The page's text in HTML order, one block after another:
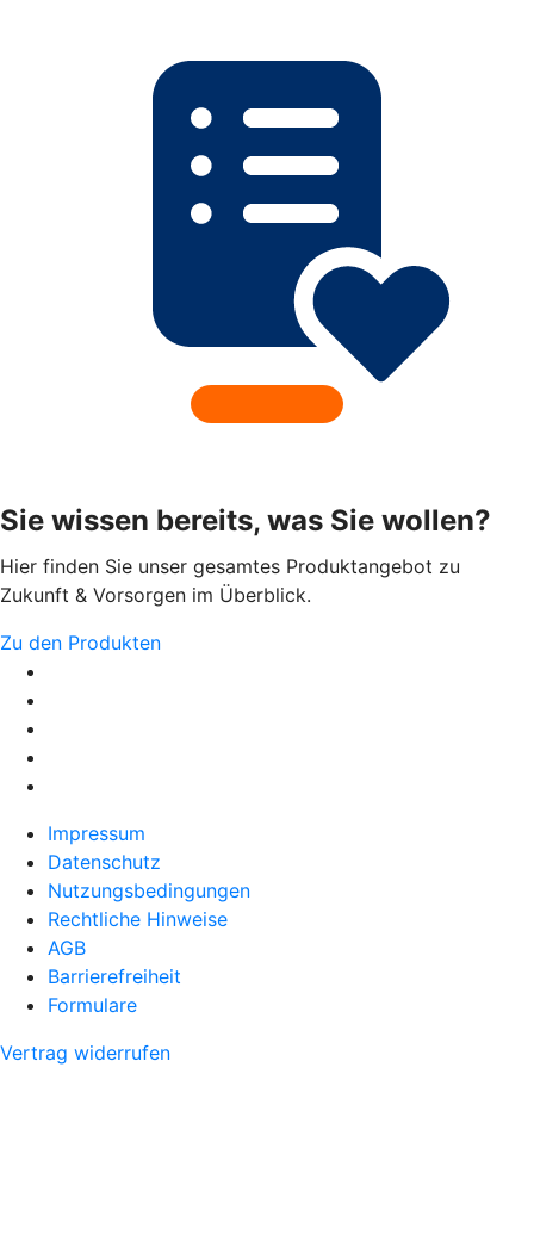
Sie wissen bereits, was Sie wollen?
Hier finden Sie unser gesamtes Produktangebot zu
Zukunft & Vorsorgen im Überblick.
Zu den Produkten
Impressum
Datenschutz
Nutzungsbedingungen
Rechtliche Hinweise
AGB
Barrierefreiheit
Formulare
Vertrag widerrufen